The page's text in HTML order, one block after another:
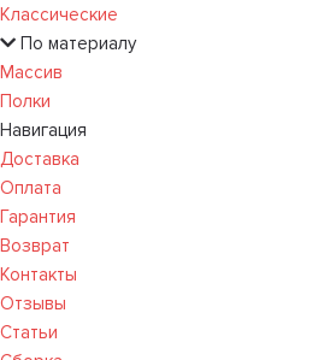
Классические
По материалу
Массив
Полки
Навигация
Доставка
Оплата
Гарантия
Возврат
Контакты
Отзывы
Статьи